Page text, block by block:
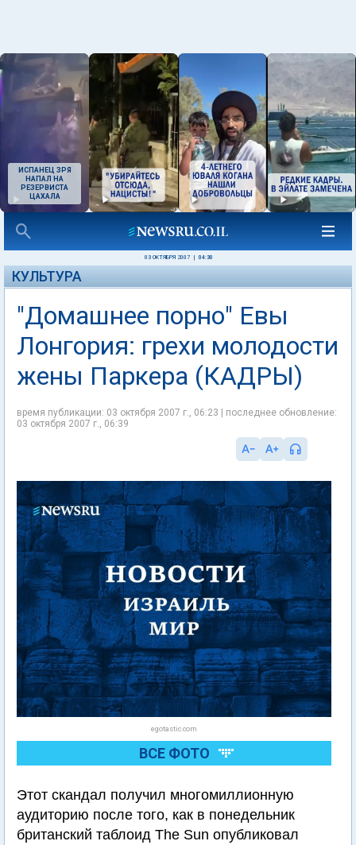
ИСПАНЕЦ ЗРЯ
НАПАЛ НА
РЕЗЕРВИСТА
ЦАХАЛА
03 ОКТЯБРЯ 2007 04:30
КУЛЬТУРА
"Домашнее порно" Евы
Лонгория: грехи молодости
жены Паркера (КАДРЫ)
время публикации: 03 октября 2007 г., 06:23 | последнее обновление:
03 октября 2007 г., 06:39
egotastic.com
ВСЕ ФОТО
Этот скандал получил многомиллионную
аудиторию после того, как в понедельник
британский таблоид The Sun опубликовал